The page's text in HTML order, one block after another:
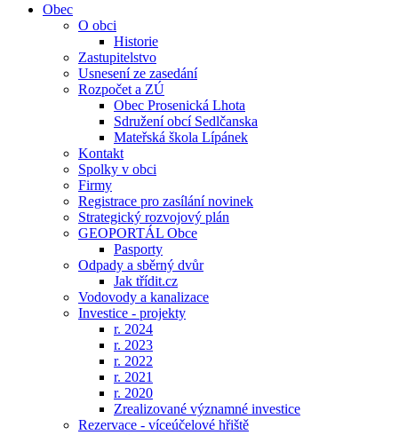
Obec
O obci
Historie
Zastupitelstvo
Usnesení ze zasedání
Rozpočet a ZÚ
Obec Prosenická Lhota
Sdružení obcí Sedlčanska
Mateřská škola Lípánek
Kontakt
Spolky v obci
Firmy
Registrace pro zasílání novinek
Strategický rozvojový plán
GEOPORTÁL Obce
Pasporty
Odpady a sběrný dvůr
Jak třídit.cz
Vodovody a kanalizace
Investice - projekty
r. 2024
r. 2023
r. 2022
r. 2021
r. 2020
Zrealizované významné investice
Rezervace - víceúčelové hřiště